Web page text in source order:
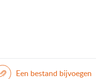
Een bestand bijvoegen